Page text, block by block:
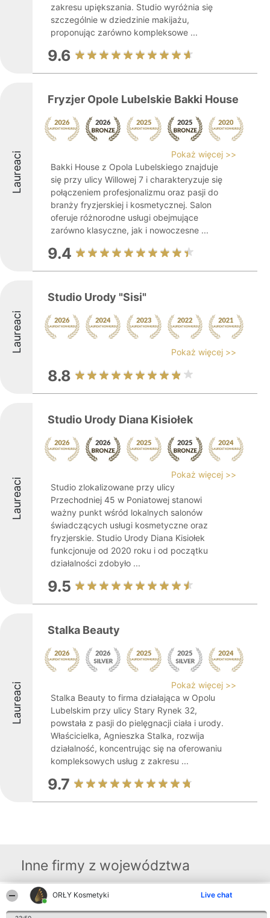
ORŁY Kosmetyki Live chat
zakresu upiększania. Studio wyróżnia się
szczególnie w dziedzinie makijażu,
proponując zarówno kompleksowe ...
9.6
Laureaci
Fryzjer Opole Lubelskie Bakki House
Pokaż więcej >>
Bakki House z Opola Lubelskiego znajduje
się przy ulicy Willowej 7 i charakteryzuje się
połączeniem profesjonalizmu oraz pasji do
branży fryzjerskiej i kosmetycznej. Salon
oferuje różnorodne usługi obejmujące
zarówno klasyczne, jak i nowoczesne ...
9.4
Laureaci
Studio Urody "Sisi"
Pokaż więcej >>
8.8
Laureaci
Studio Urody Diana Kisiołek
Pokaż więcej >>
Studio zlokalizowane przy ulicy
Przechodniej 45 w Poniatowej stanowi
ważny punkt wśród lokalnych salonów
świadczących usługi kosmetyczne oraz
fryzjerskie. Studio Urody Diana Kisiołek
funkcjonuje od 2020 roku i od początku
działalności zdobyło ...
9.5
Laureaci
Stalka Beauty
Pokaż więcej >>
Stalka Beauty to firma działająca w Opolu
Lubelskim przy ulicy Stary Rynek 32,
powstała z pasji do pielęgnacji ciała i urody.
Właścicielka, Agnieszka Stalka, rozwija
działalność, koncentrując się na oferowaniu
kompleksowych usług z zakresu ...
9.7
Inne firmy z województwa
Organizator plebiscytu
Bright Side Solutions sp. z o. Laureaci Articles Kontakt